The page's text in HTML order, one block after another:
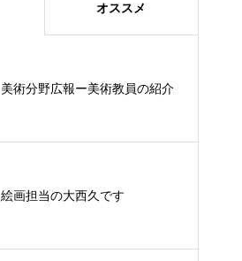
オススメ
美術分野広報ー美術教員の紹介
絵画担当の大西久です
美術分野広報ー美術教員の紹介
絵画担当の大西久です